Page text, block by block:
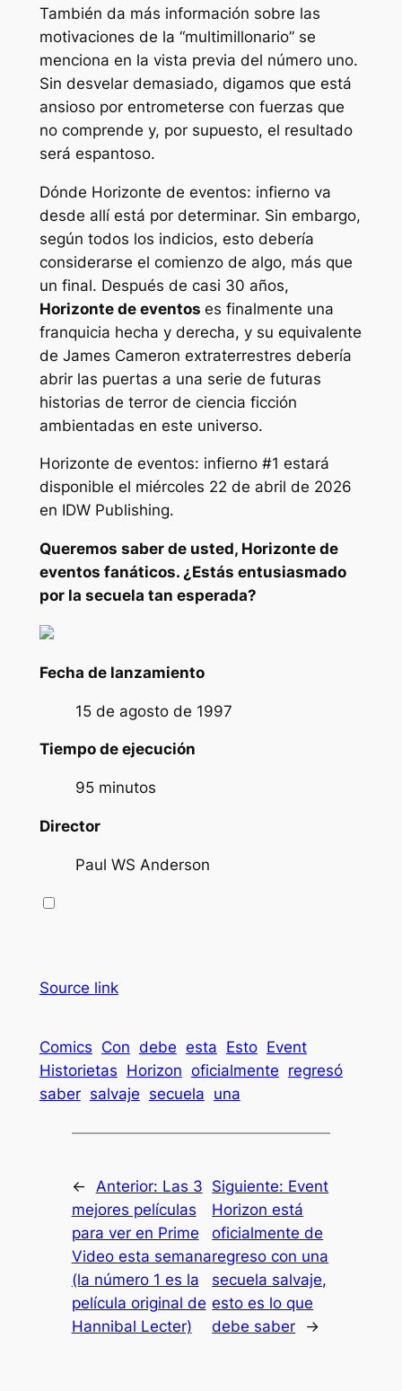
También da más información sobre las
motivaciones de la “multimillonario” se
menciona en la vista previa del número uno.
Sin desvelar demasiado, digamos que está
ansioso por entrometerse con fuerzas que
no comprende y, por supuesto, el resultado
será espantoso.
Dónde Horizonte de eventos: infierno va
desde allí está por determinar. Sin embargo,
según todos los indicios, esto debería
considerarse el comienzo de algo, más que
un final. Después de casi 30 años,
Horizonte de eventos es finalmente una
franquicia hecha y derecha, y su equivalente
de James Cameron extraterrestres debería
abrir las puertas a una serie de futuras
historias de terror de ciencia ficción
ambientadas en este universo.
Horizonte de eventos: infierno#1 estará
disponible el miércoles 22 de abril de 2026
en IDW Publishing.
Queremos saber de usted, Horizonte de
eventos fanáticos. ¿Estás entusiasmado
por la secuela tan esperada?
Fecha de lanzamiento
15 de agosto de 1997
Tiempo de ejecución
95 minutos
Director
Paul WS Anderson
Source link
Comics Con debe esta Esto Event
Historietas Horizon oficialmente regresó
saber salvaje secuela una
← Anterior: Las 3
mejores películas
para ver en Prime
Video esta semana
(la número 1 es la
película original de
Hannibal Lecter)
Siguiente: Event
Horizon está
oficialmente de
regreso con una
secuela salvaje,
esto es lo que
debe saber
→